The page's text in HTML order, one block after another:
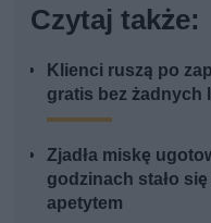
Czytaj także:
Klienci ruszą po
gratis bez żadnych
Zjadła miskę
godzinach stało
apetytem